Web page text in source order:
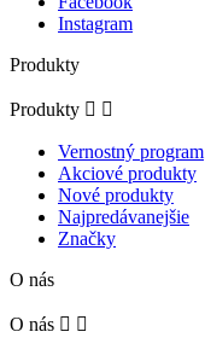
Instagram
Produkty
Produkty  
Vernostný program
Akciové produkty
Nové produkty
Najpredávanejšie
Značky
O nás
O nás  